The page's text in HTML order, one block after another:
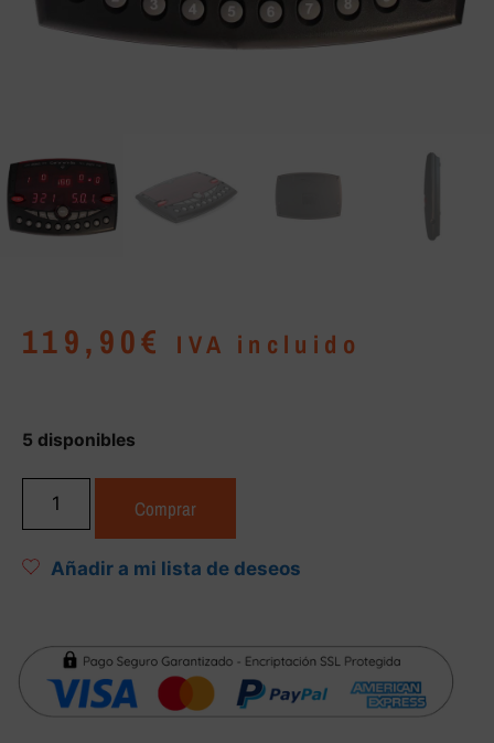
119,90€ IVA incluido
5 disponibles
Comprar
Añadir a mi lista de deseos